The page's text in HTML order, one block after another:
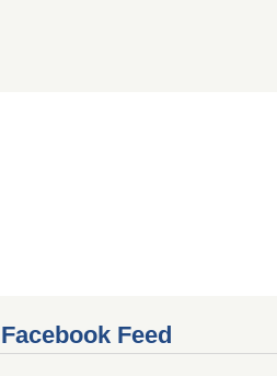
Facebook Feed